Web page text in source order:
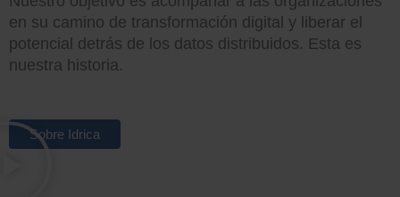
en su camino de transformación digital y liberar el
potencial detrás de los datos distribuidos. Esta es
nuestra historia.
Sobre Idrica